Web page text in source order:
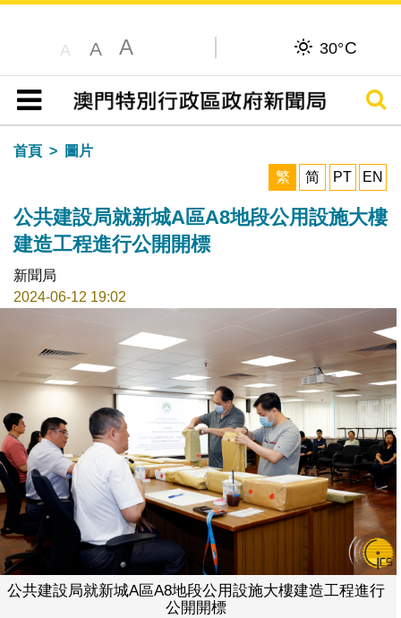
A A A 30°C
目錄
搜尋
首頁
圖片
繁
简 PT EN
公共建設局就新城A區A8地段公用設施大樓
建造工程進行公開開標
新聞局
2024-06-12 19:02
公共建設局就新城A區A8地段公用設施大樓建造工程進行
公開開標